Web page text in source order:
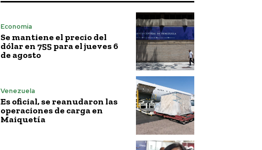
Economía
Se mantiene el precio del
dólar en 755 para el jueves 6
de agosto
Venezuela
Es oficial, se reanudaron las
operaciones de carga en
Maiquetía